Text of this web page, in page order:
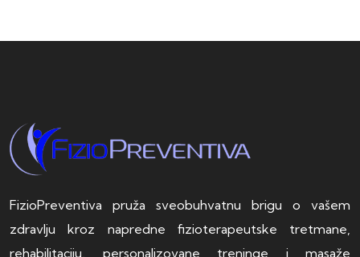
FizioPreventiva pruža sveobuhvatnu brigu o vašem
zdravlju kroz napredne fizioterapeutske tretmane,
rehabilitaciju, personalizovane treninge i masaže